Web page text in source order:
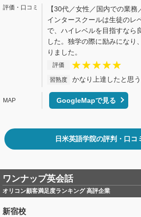
【30代／女性／国内での業務
インタースクールは生徒のレ
で、ハイレベルを目指すなら
した。独学の際に励みになり
りました。
評価
習熟度 かなり上達したと思う
GoogleMapで見る
日米英語学院の評判・口コ
ワンナップ英会話
オリコン顧客満足度ランキング 高評企業
新宿校